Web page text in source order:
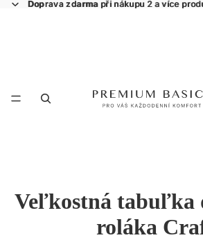
Doprava zdarma při nákupu 2 a více
Doprava zdarma při nákupu 2 a více
Veľkostná tabuľka
roláka